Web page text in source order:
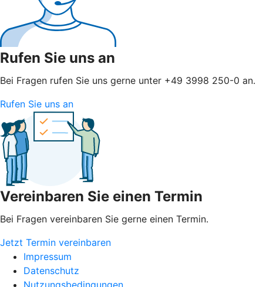
Rufen Sie uns an
Bei Fragen rufen Sie uns gerne unter +49 3998 250-0 an.
Rufen Sie uns an
Vereinbaren Sie einen Termin
Bei Fragen vereinbaren Sie gerne einen Termin.
Jetzt Termin vereinbaren
Impressum
Datenschutz
Nutzungsbedingungen